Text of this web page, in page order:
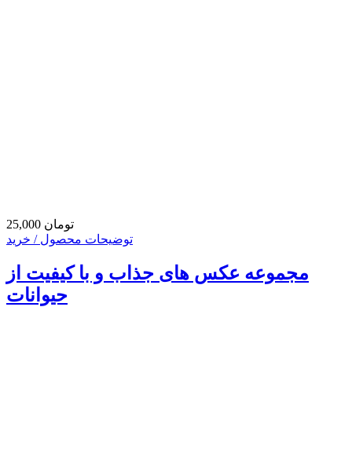
25,000 تومان
توضیحات محصول / خرید
مجموعه عکس های جذاب و با کیفیت از
حیوانات